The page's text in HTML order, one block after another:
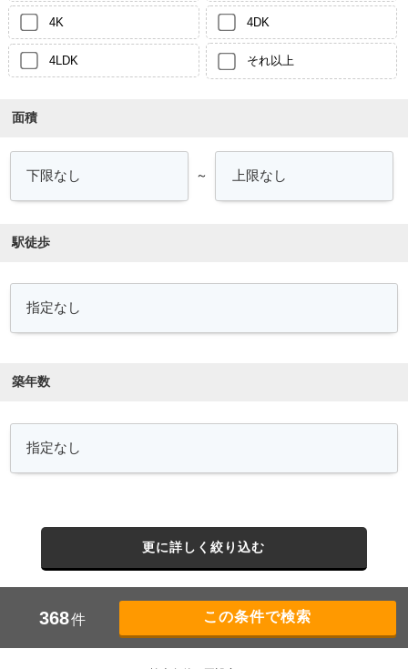
4K 4DK
4LDK それ以上
面積
～
駅徒歩
築年数
更に詳しく絞り込む
368件